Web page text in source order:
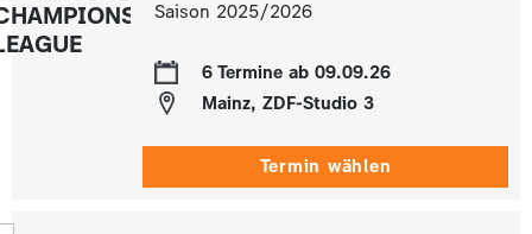
Saison 2025/2026
6 Termine ab 09.09.26
Mainz, ZDF-Studio 3
Termin wählen